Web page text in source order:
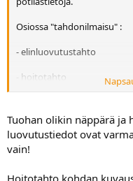
Osiossa "tahdonilmaisu" :
- elinluovutustahto
- hoitotahto
saa nopeasti tarvittavat
Tuohan olikin näppärä ja
luovutustiedot ovat
vain!
Hoitotahto kohdan